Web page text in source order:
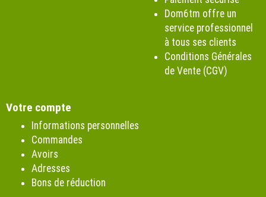
Dom6tm offre un
service professionnel
à tous ses clients
Conditions Générales
de Vente (CGV)
Votre compte
Informations personnelles
Commandes
Avoirs
Adresses
Bons de réduction